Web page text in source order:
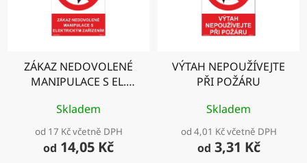
ZÁKAZ NEDOVOLENÉ
MANIPULACE S EL.
Skladem
od 17 Kč včetně DPH
od 14,05 Kč
VÝTAH NEPOUŽÍVEJTE
PŘI POŽÁRU
Skladem
od 4,01 Kč včetně DPH
od 3,31 Kč